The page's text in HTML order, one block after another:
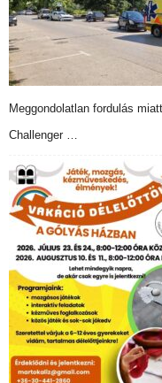
Meggondolatlan fordulás
Challenger …